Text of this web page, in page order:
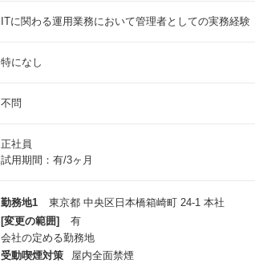
ITに関わる運用業務において管理者としての実務経験
特になし
不問
正社員
試用期間：有/3ヶ月
勤務地1
東京都 中央区日本橋箱崎町 24-1 本社
[変更の範囲]
有
会社の定める勤務地
受動喫煙対策
屋内全面禁煙